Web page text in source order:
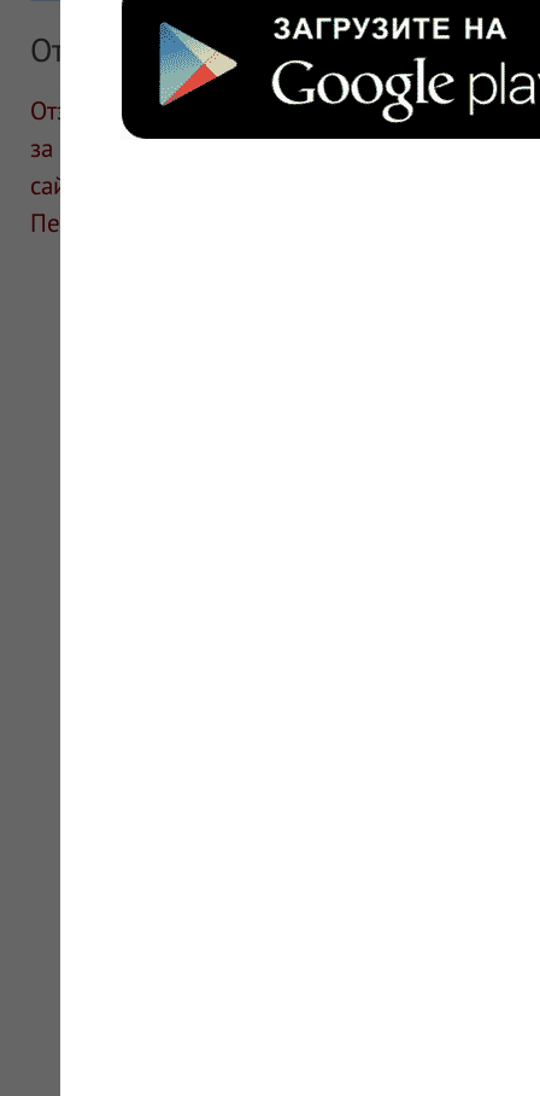
Отзывы
Отзывы размещают посетители сайта.
за информацию в отзывах. Описание
сайте для ознакомления и не является
Перед применением необходима